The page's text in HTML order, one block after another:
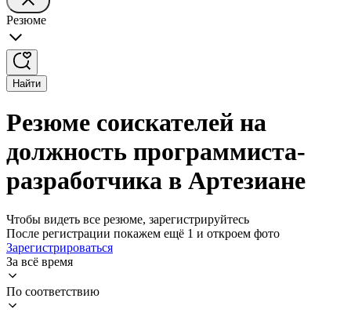
Резюме
Найти
Резюме соискателей на
должность программиста-
разработчика в Артезиане
Чтобы видеть все резюме, зарегистрируйтесь
После регистрации покажем ещё 1 и откроем фото
Зарегистрироваться
За всё время
По соответствию